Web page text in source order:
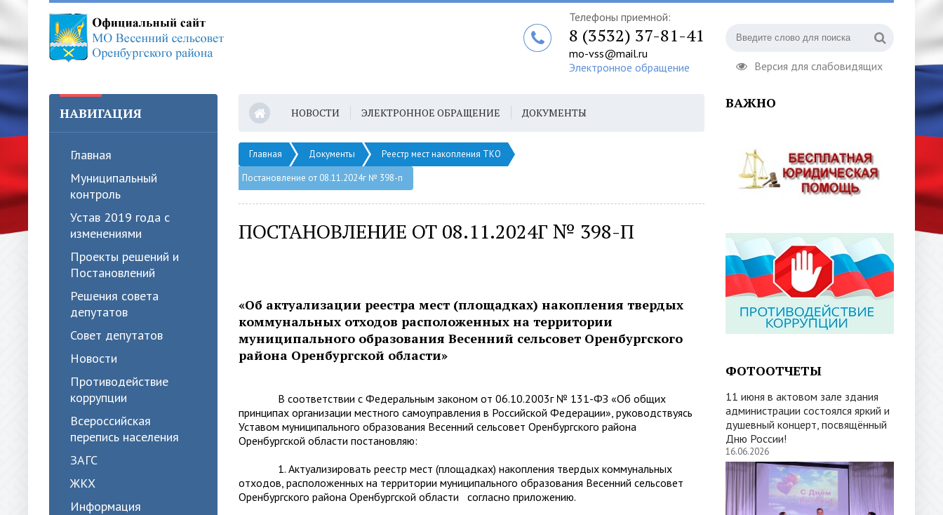
Версия для слабовидящих
Телефоны приемной:
8 (3532) 37-81-41
mo-vss@mail.ru
Электронное обращение
НАВИГАЦИЯ
Главная
Муниципальный
контроль
Устав 2019 года с
изменениями
Проекты решений и
Постановлений
Решения совета
депутатов
Совет депутатов
Новости
Противодействие
коррупции
Всероссийская
перепись населения
ЗАГС
ЖКХ
Информация
НОВОСТИ ЭЛЕКТРОННОЕ ОБРАЩЕНИЕ ДОКУМЕНТЫ
Главная Документы
Реестр мест накопления ТКО
Постановление от 08.11.2024г № 398-п
ПОСТАНОВЛЕНИЕ ОТ 08.11.2024Г № 398-П
«Об актуализации реестра мест (площадках) накопления твердых
коммунальных отходов расположенных на территории
муниципального образования Весенний сельсовет Оренбургского
района Оренбургской области»
В соответствии с Федеральным законом от 06.10.2003г № 131-ФЗ «Об общих
принципах организации местного самоуправления в Российской Федерации», руководствуясь
Уставом муниципального образования Весенний сельсовет Оренбургского района
Оренбургской области постановляю:
1. Актуализировать реестр мест (площадках) накопления твердых коммунальных
отходов, расположенных на территории муниципального образования Весенний сельсовет
Оренбургского района Оренбургской области согласно приложению.
ВАЖНО
ФОТООТЧЕТЫ
11 июня в актовом зале здания
администрации состоялся яркий и
душевный концерт, посвящённый
Дню России!
16.06.2026